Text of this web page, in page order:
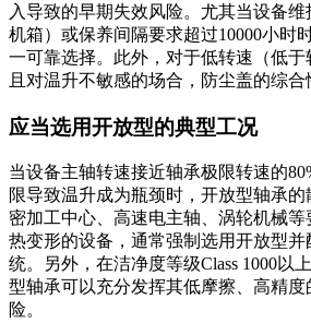
入导致的早期失效风险。尤其当设备
机箱）或保养间隔要求超过10000小时
一可靠选择。此外，对于低转速（低于
且对温升不敏感的场合，防尘盖的综合
应当选用开放型的典型工况
当设备主轴转速接近轴承极限转速的
限导致温升成为瓶颈时，开放型轴承
密加工中心、高速电主轴、涡轮机械
热变形的设备，通常强制选用开放型
统。另外，在洁净度等级Class 1000以
型轴承可以充分发挥其低摩擦、高精
险。